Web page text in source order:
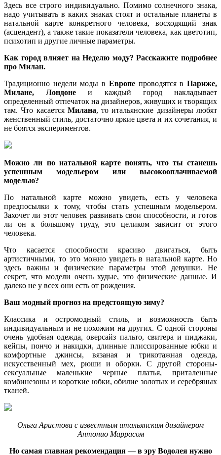
Здесь все строго индивидуально. Помимо солнечного знака,
надо учитывать в каких знаках стоят и остальные планеты в
натальной карте конкретного человека, восходящий знак
(асцендент), а также такие показатели человека, как цветотип,
психотип и другие личные параметры.
Как город влияет на Неделю моду? Расскажите подробнее
про Милан.
Традиционно недели моды в Европе проводятся вПариже,
Милане, Лондоне и каждый город накладывает
определенный отпечаток на дизайнеров, живущих и творящих
там. Что касается Милана, то итальянские дизайнеры любят
женственный стиль, достаточно яркие цвета и их сочетания, и
не боятся экспериментов.
Можно ли по натальной карте понять, что ты станешь
успешным модельером или высокооплачиваемой
моделью?
По натальной карте можно увидеть, есть у человека
предпосылки к тому, чтобы стать успешным модельером.
Захочет ли этот человек развивать свои способности, и готов
ли он к большому труду, это целиком зависит от этого
человека.
Что касается способности красиво двигаться, быть
артистичными, то это можно увидеть в натальной карте. Но
здесь важны и физические параметры этой девушки. Не
секрет, что модели очень худые, это физические данные. И
далеко не у всех они есть от рождения.
Ваш модный прогноз на предстоящую зиму?
Классика и остромодный стиль, и возможность быть
индивидуальным и не похожим на других. С одной стороны
очень удобная одежда, оверсайз пальто, свитера и пиджаки,
кейпы, пончо и накидки, длинные плиссированные юбки и
комфортные джинсы, вязаная и трикотажная одежда,
искусственный мех, рюши и оборки. С другой стороны-
сексуальные маленькие черные платья, приталенные
комбинезоны и короткие юбки, обилие золотых и серебряных
тканей.
Ольга Аристова с известным итальянским дизайнером
Антонио Маррасом
Но самая главная рекомендация — в эру Водолея нужно